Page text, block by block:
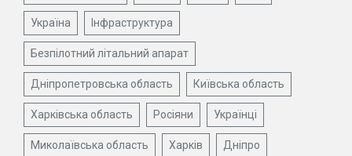
Україна Інфраструктура
Безпілотний літальний апарат
Дніпропетровська область Київська область
Харківська область Росіяни Українці
Миколаївська область Харків Дніпро